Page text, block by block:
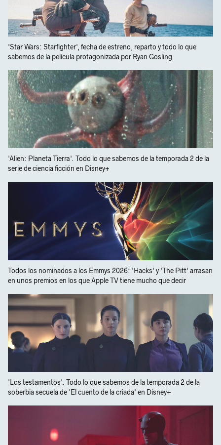
'Star Wars: Starfighter', fecha de estreno, reparto y todo lo que
sabemos de la película protagonizada por Ryan Gosling
'Alien: Planeta Tierra'. Todo lo que sabemos de la temporada 2 de la
serie de ciencia ficción en Disney+
Todos los nominados a los Emmys 2026: 'Hacks' y 'The Pitt' arrasan
en unos premios en los que Apple TV tiene mucho que decir
'Los testamentos'. Todo lo que sabemos de la temporada 2 de la
soberbia secuela de 'El cuento de la criada' en Disney+